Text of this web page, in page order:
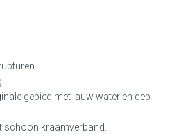
gebied met lauw water en dep
schoon kraamverband.